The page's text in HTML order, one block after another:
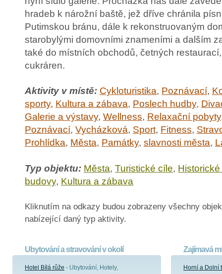
hradeb k nárožní baště, jež dříve chránila
Putimskou bránu, dále k rekonstruovaným
starobylými domovními znameními a dalším
také do místních obchodů, četných
cukráren.
Aktivity v místě: Cykloturistika, Poznávací,
sporty, Kultura a zábava, Poslech hudby,
Galerie a výstavy, Wellness, Relaxační pobyty
Poznávací, Vycházková, Sport, Fitness,
Prohlídka, Města, Památky, slavnosti města,
Typ objektu: Města, Turistické cíle,
budovy, Kultura a zábava
Kliknutím na odkazy budou zobrazeny všechny
nabízející daný typ aktivity.
Ubytování a stravování v okolí
Hotel Bílá růže - Ubytování, Hotely,
Zajímavá
Horní a Dolní